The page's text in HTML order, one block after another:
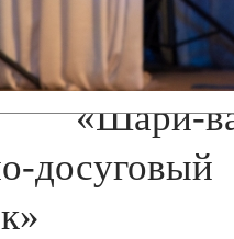
цирковой